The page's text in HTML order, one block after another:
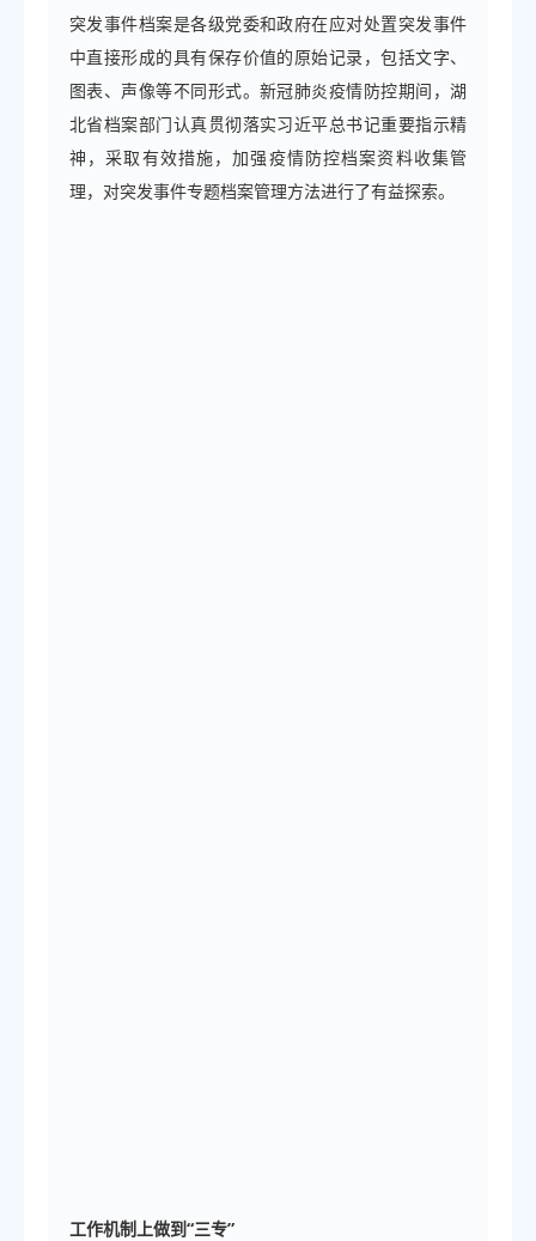
突发事件档案是各级党委和政府在应对处置突发事件
中直接形成的具有保存价值的原始记录，包括文字、
图表、声像等不同形式。新冠肺炎疫情防控期间，湖
北省档案部门认真贯彻落实习近平总书记重要指示精
神，采取有效措施，加强疫情防控档案资料收集管
理，对突发事件专题档案管理方法进行了有益探索。
工作机制上做到“三专”